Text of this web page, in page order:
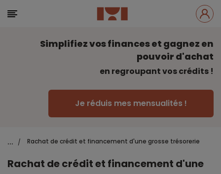
Simplifiez vos finances et gagnez en
pouvoir d'achat
en regroupant vos crédits !
Je réduis mes mensualités !
... / Rachat de crédit et financement d'une grosse trésorerie
Rachat de crédit et financement d'une